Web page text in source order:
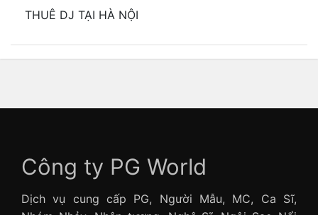
THUÊ DJ TẠI HÀ NỘI
Công ty PG World
Dịch vụ cung cấp PG, Người Mẫu, MC, Ca Sĩ,